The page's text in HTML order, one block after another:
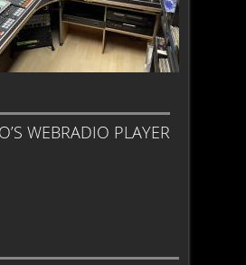
WEBRADIO PLAYER